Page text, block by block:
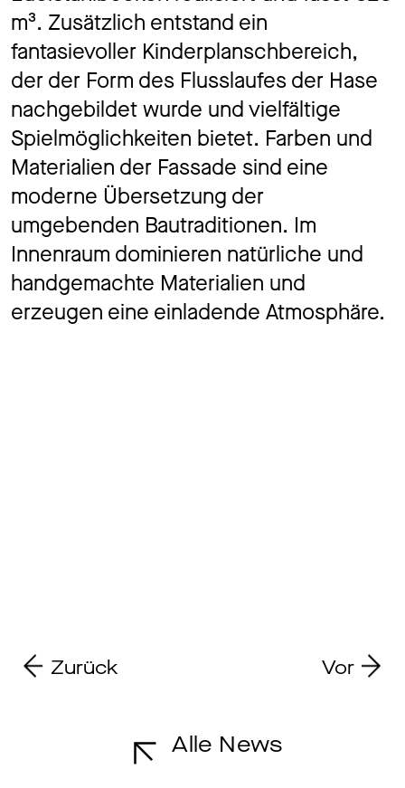
m³. Zusätzlich entstand ein
fantasievoller Kinderplanschbereich,
der der Form des Flusslaufes der Hase
nachgebildet wurde und vielfältige
Spielmöglichkeiten bietet. Farben und
Materialien der Fassade sind eine
moderne Übersetzung der
umgebenden Bautraditionen. Im
Innenraum dominieren natürliche und
handgemachte Materialien und
erzeugen eine einladende Atmosphäre.
Zurück Vor
Alle News